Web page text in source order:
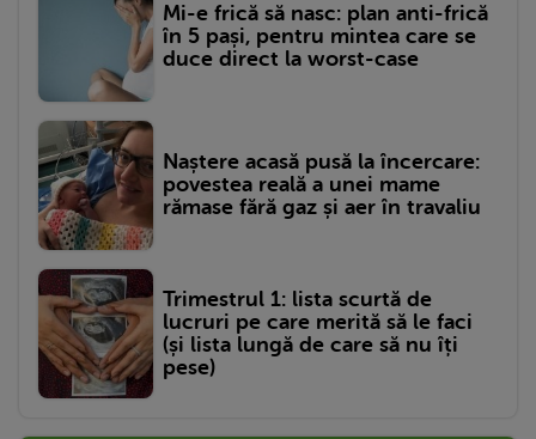
Mi-e frică să nasc: plan anti-frică
în 5 pași, pentru mintea care se
duce direct la worst-case
Naștere acasă pusă la încercare:
povestea reală a unei mame
rămase fără gaz și aer în travaliu
Trimestrul 1: lista scurtă de
lucruri pe care merită să le faci
(și lista lungă de care să nu îți
pese)